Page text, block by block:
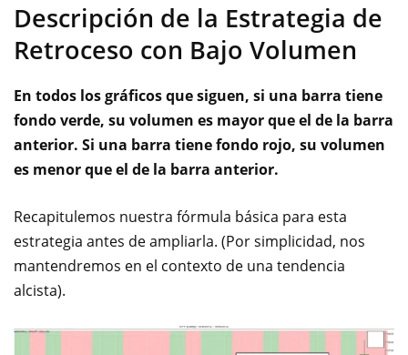
Descripción de la Estrategia de
Retroceso con Bajo Volumen
En todos los gráficos que siguen, si una barra tiene
fondo verde, su volumen es mayor que el de la barra
anterior. Si una barra tiene fondo rojo, su volumen
es menor que el de la barra anterior.
Recapitulemos nuestra fórmula básica para esta
estrategia antes de ampliarla. (Por simplicidad, nos
mantendremos en el contexto de una tendencia
alcista).